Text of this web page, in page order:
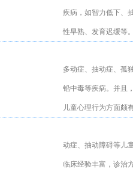
疾病，如智力低下、
性早熟、发育迟缓等。
多动症、抽动症、孤
铅中毒等疾病。并且
儿童心理行为方面颇
动症、抽动障碍等儿
临床经验丰富，诊治